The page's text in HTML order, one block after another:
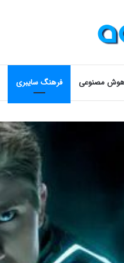
هوش مصنوعی فرهنگ سایبری